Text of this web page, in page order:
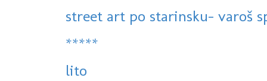
street art po starinsku- varoš
*****
lito